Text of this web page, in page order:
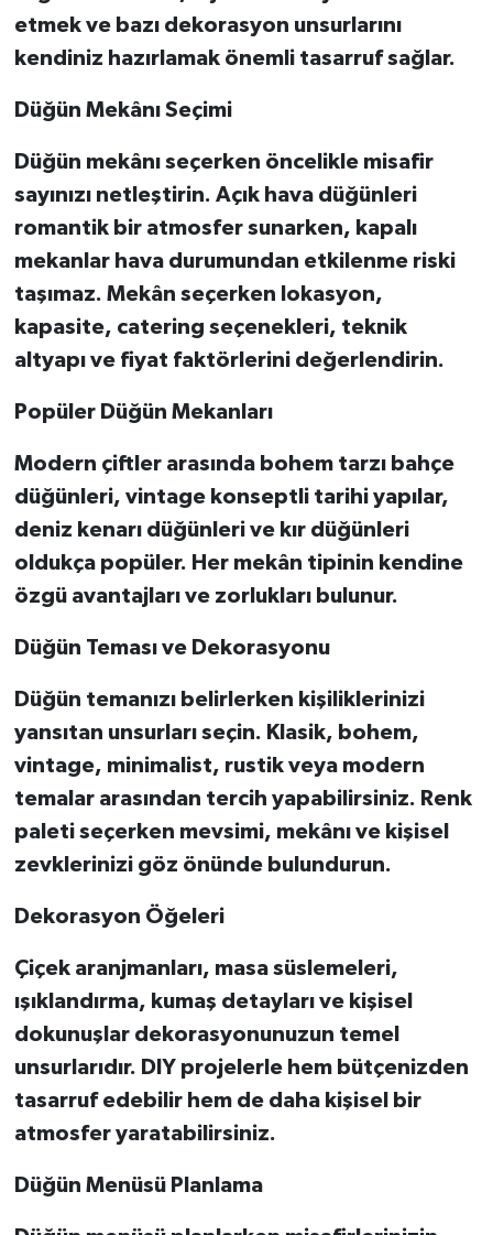
etmek ve bazı dekorasyon unsurlarını
kendiniz hazırlamak önemli tasarruf sağlar.
Düğün Mekânı Seçimi
Düğün mekânı seçerken öncelikle misafir
sayınızı netleştirin. Açık hava düğünleri
romantik bir atmosfer sunarken, kapalı
mekanlar hava durumundan etkilenme riski
taşımaz. Mekân seçerken lokasyon,
kapasite, catering seçenekleri, teknik
altyapı ve fiyat faktörlerini değerlendirin.
Popüler Düğün Mekanları
Modern çiftler arasında bohem tarzı bahçe
düğünleri, vintage konseptli tarihi yapılar,
deniz kenarı düğünleri ve kır düğünleri
oldukça popüler. Her mekân tipinin kendine
özgü avantajları ve zorlukları bulunur.
Düğün Teması ve Dekorasyonu
Düğün temanızı belirlerken kişiliklerinizi
yansıtan unsurları seçin. Klasik, bohem,
vintage, minimalist, rustik veya modern
temalar arasından tercih yapabilirsiniz. Renk
paleti seçerken mevsimi, mekânı ve kişisel
zevklerinizi göz önünde bulundurun.
Dekorasyon Öğeleri
Çiçek aranjmanları, masa süslemeleri,
ışıklandırma, kumaş detayları ve kişisel
dokunuşlar dekorasyonunuzun temel
unsurlarıdır. DIY projelerle hem bütçenizden
tasarruf edebilir hem de daha kişisel bir
atmosfer yaratabilirsiniz.
Düğün Menüsü Planlama